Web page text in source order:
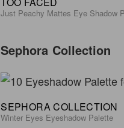
Just Peachy Mattes Eye Shadow
Sephora Collection
SEPHORA COLLECTION
Winter Eyes Eyeshadow Palette